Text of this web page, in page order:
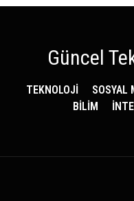
Güncel
TEKNOLOJİ SOSYAL
BİLİM